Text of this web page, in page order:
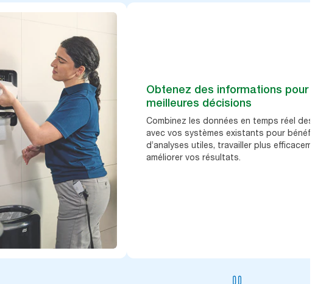
Obtenez des informations pour
meilleures décisions
Combinez les données en temps réel
avec vos systèmes existants pour
d’analyses utiles, travailler plus
améliorer vos résultats.